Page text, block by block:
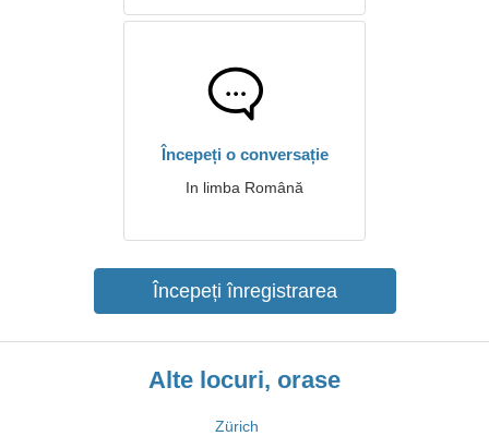
Începeți o conversație
In limba Română
Începeți înregistrarea
Alte locuri, orase
Zürich